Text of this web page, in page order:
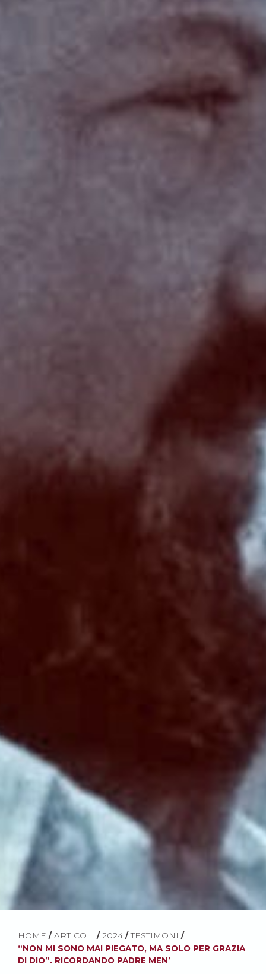
HOME / ARTICOLI / 2024 / TESTIMONI /
“NON MI SONO MAI PIEGATO, MA SOLO PER GRAZIA
DI DIO”. RICORDANDO PADRE MEN’